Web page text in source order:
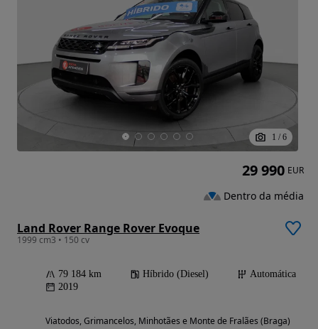
1 / 6
Land Rover Range Rover Evoque
1999 cm3 • 150 cv
79 184 km Híbrido (Diesel)
Automática
2019
Viatodos, Grimancelos, Minhotães e Monte de Fralães (Braga)
29 990 EUR
Dentro da média